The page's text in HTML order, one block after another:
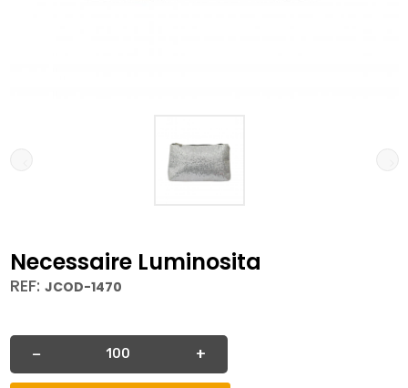
Necessaire Luminosita
REF: JCOD-1470
−
Quantidade +